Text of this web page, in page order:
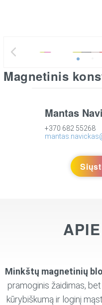
Magnetinis
Mantas
+370 682 55268
Minkštų magnetinių
pramoginis žaidimas,
kūrybiškumą ir loginį